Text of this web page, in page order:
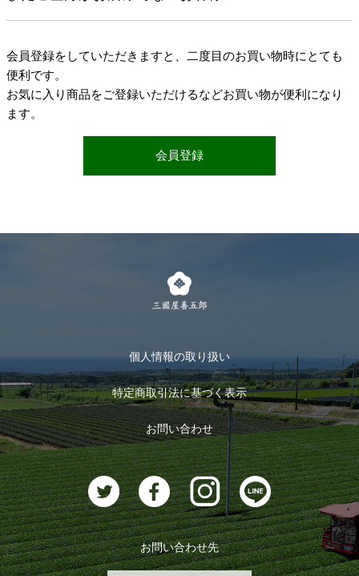
会員登録をしていただきますと、二度目のお買い物時にとても
便利です。
お気に入り商品をご登録いただけるなどお買い物が便利になり
ます。
会員登録
個人情報の取り扱い
特定商取引法に基づく表示
お問い合わせ
お問い合わせ先